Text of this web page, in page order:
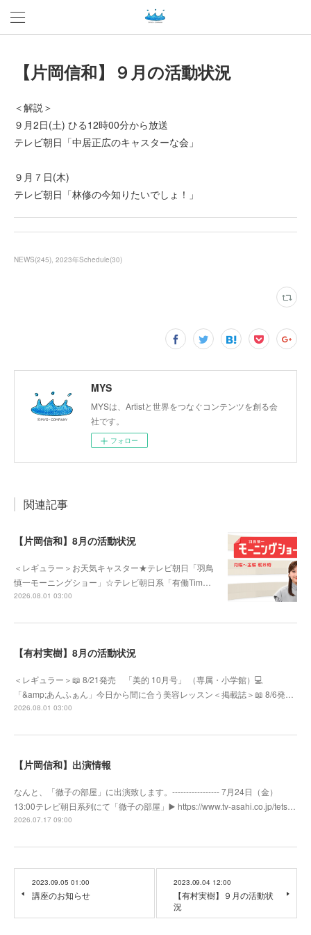
【片岡信和】９月の活動状況
＜解説＞
９月2日(土) ひる12時00分から放送
テレビ朝日「中居正広のキャスターな会」
９月７日(木)
テレビ朝日「林修の今知りたいでしょ！」
NEWS(245) 2023年Schedule(30)
MYS
MYSは、Artistと世界をつなぐコンテンツを創る会
社です。
フォロー
関連記事
【片岡信和】8月の活動状況
＜レギュラー＞お天気キャスター★テレビ朝日「羽鳥
慎一モーニングショー」☆テレビ朝日系「有働Tim…
2026.08.01 03:00
【有村実樹】8月の活動状況
＜レギュラー＞📖 8/21発売 「美的 10月号」 （専属・小学館）💻
「&amp;あんふぁん」今日から間に合う美容レッスン＜掲載誌＞📖 8/6発…
2026.08.01 03:00
【片岡信和】出演情報
なんと、「徹子の部屋」に出演致します。----------------- 7月24日（金）
13:00テレビ朝日系列にて「徹子の部屋」▶️ https://www.tv-asahi.co.jp/tets…
2026.07.17 09:00
2023.09.05 01:00
講座のお知らせ
2023.09.04 12:00
【有村実樹】９月の活動状
況